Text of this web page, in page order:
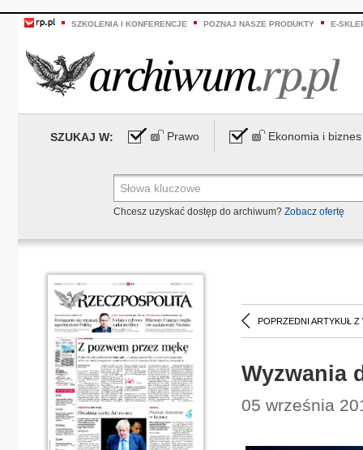
SZKOLENIA I KONFERENCJE POZNAJ NASZE PRODUKTY E-
SZUKAJ W: Prawo Ekonomia i biznes
Chcesz uzyskać dostęp do archiwum? Zobacz ofertę
POPRZEDNI ARTYKUŁ Z
Wyzwania
05 września